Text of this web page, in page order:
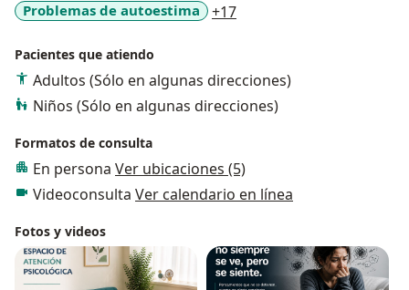
Problemas de autoestima
+17a11y_sr_more_diseases
Pacientes que atiendo
Adultos (Sólo en algunas direcciones)
Niños (Sólo en algunas direcciones)
Formatos de consulta
En persona Ver ubicaciones (5)
Videoconsulta Ver calendario en línea
Fotos y videos